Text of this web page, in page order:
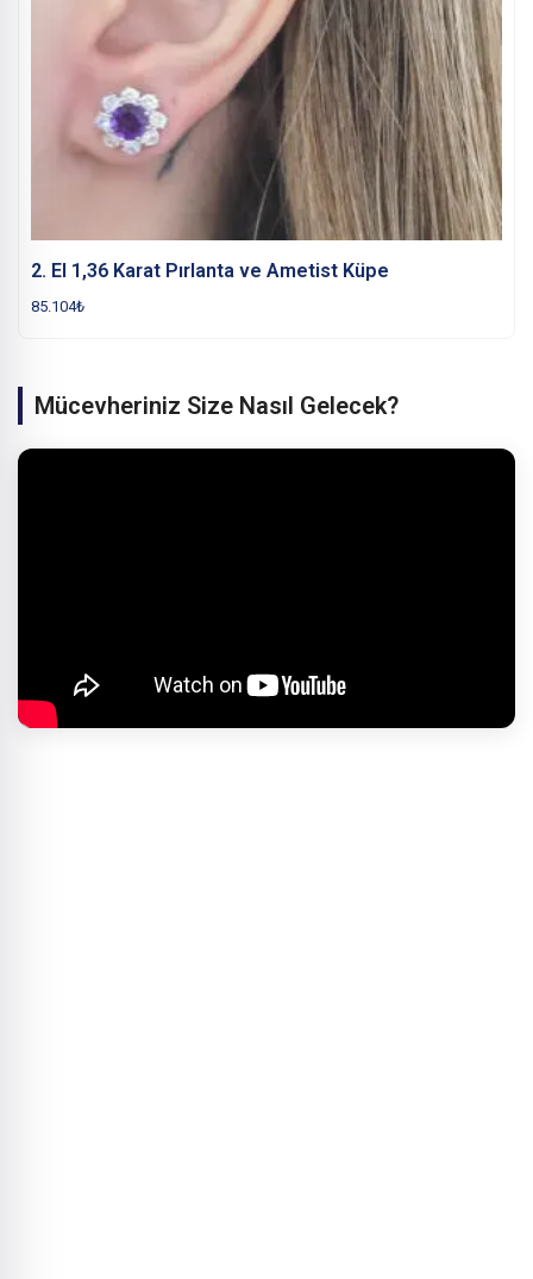
2. El 1,36 Karat Pırlanta ve Ametist Küpe
85.104₺
Mücevheriniz Size Nasıl Gelecek?